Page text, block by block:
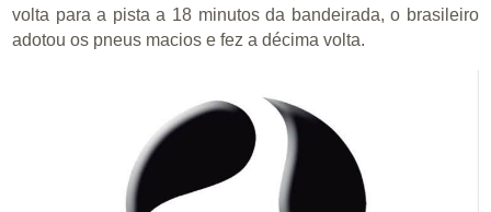
volta para a pista a 18 minutos da bandeirada, o brasileiro
adotou os pneus macios e fez a décima volta.